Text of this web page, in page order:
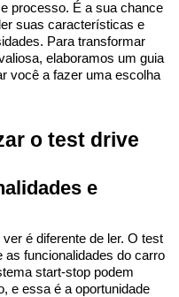
processo. É a sua chance
suas características e
Para transformar
elaboramos um guia
você a fazer uma escolha
o test drive
e
é diferente de ler. O test
funcionalidades do carro
start-stop podem
e essa é a oportunidade